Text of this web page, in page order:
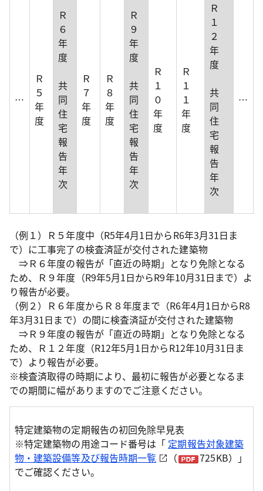
…
Ｒ
５
年
度
Ｒ
６
年
度
共
同
住
宅
報
告
年
次
Ｒ
７
年
度
Ｒ
８
年
度
Ｒ
９
年
度
共
同
住
宅
報
告
年
次
Ｒ
１
０
年
度
Ｒ
１
１
年
度
Ｒ
１
２
年
度
共
同
住
宅
報
告
年
次
…
（例１）Ｒ５年度中（R5年4月1日からR6年3月31日ま
で）に工事完了の検査済証が交付された建築物
⇒Ｒ６年度の報告が「直近の時期」となり免除となる
ため、Ｒ９年度（R9年5月1日からR9年10月31日まで）よ
り報告が必要。
（例２）Ｒ６年度からＲ８年度まで（R6年4月1日からR8
年3月31日まで）の間に検査済証が交付された建築物
⇒Ｒ９年度の報告が「直近の時期」となり免除となる
ため、Ｒ１２年度（R12年5月1日からR12年10月31日ま
で）より報告が必要。
※検査済取得の時期により、最初に報告が必要となるま
での期間に幅がありますのでご注意ください。
特定建築物の定期報告の初回免除早見表
※特定建築物の用途コード番号は「 定期報告対象建築
物・建築設備等及び報告時期一覧
（
725KB）」
でご確認ください。